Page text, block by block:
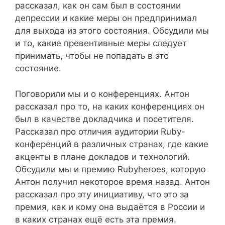
рассказал, как он сам был в состоянии
депрессии и какие меры он предпринимал
для выхода из этого состояния. Обсудили мы
и то, какие превентивные меры следует
принимать, чтобы не попадать в это
состояние.
Поговорили мы и о конференциях. Антон
рассказал про то, на каких конференциях он
был в качестве докладчика и посетителя.
Рассказал про отличия аудитории Ruby-
конференций в различных странах, где какие
акценты в плане докладов и технологий.
Обсудили мы и премию Rubyheroes, которую
Антон получил некоторое время назад. Антон
рассказал про эту инициативу, что это за
премия, как и кому она выдаётся в России и
в каких странах ещё есть эта премия.